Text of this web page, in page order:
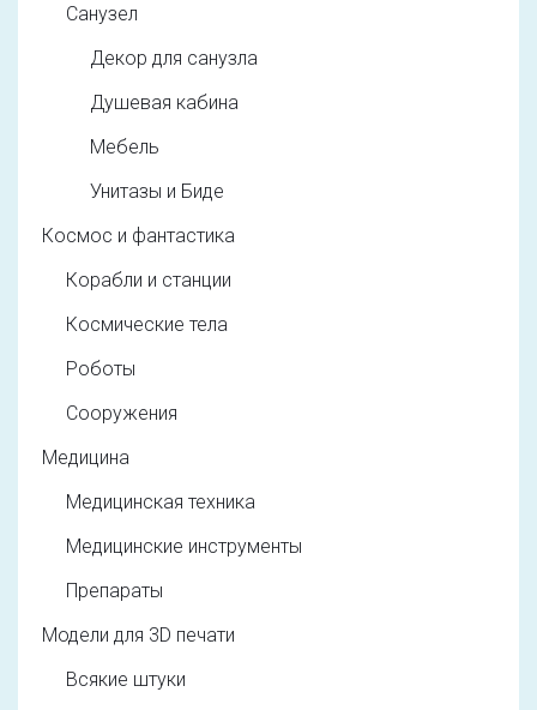
Санузел
Декор для санузла
Душевая кабина
Мебель
Унитазы и Биде
Космос и фантастика
Корабли и станции
Космические тела
Роботы
Сооружения
Медицина
Медицинская техника
Медицинские инструменты
Препараты
Модели для 3D печати
Всякие штуки